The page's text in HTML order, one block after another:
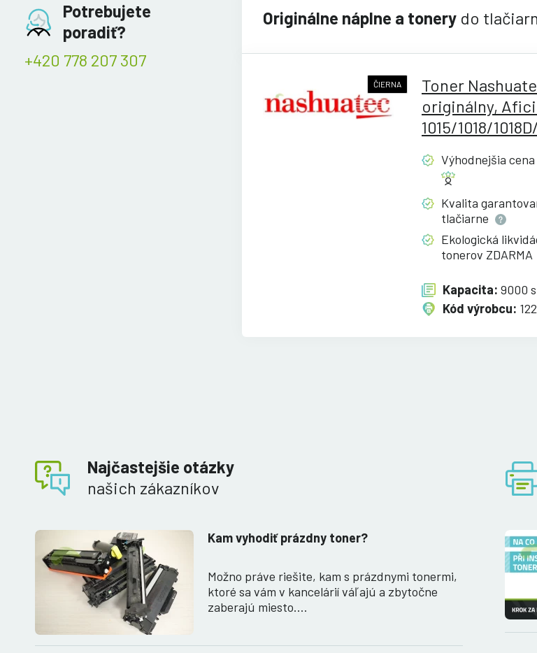
Potrebujete
poradiť?
+420 778 207 307
Originálne náplne a tonery do
ČIERNA
Toner
originálny,
1015/1018/
Výhodnejšia cena
Kvalita
tlačiarne
Ekologická
tonerov ZDARMA
Kapacita: 9000
Kód výrobcu:
Najčastejšie otázky
našich zákazníkov
Kam vyhodiť prázdny toner?
Možno práve riešite, kam s prázdnymi tonermi,
ktoré sa vám v kancelárií váľajú a zbytočne
zaberajú miesto.…